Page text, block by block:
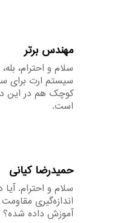
مهندس برتر
سلام و احترام،
سیستم ارت برای
کوچک هم در این
است.
حمیدرضا کیانی
سلام و احترام.
اندازه‌گیری
آموزش داده شده؟